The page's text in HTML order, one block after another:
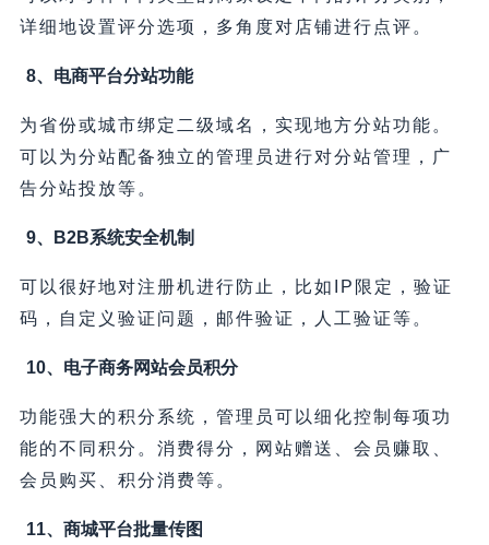
详细地设置评分选项，多角度对店铺进行点评。
8、电商平台分站功能
为省份或城市绑定二级域名，实现地方分站功能。
可以为分站配备独立的管理员进行对分站管理，广
告分站投放等。
9、B2B系统安全机制
可以很好地对注册机进行防止，比如IP限定，验证
码，自定义验证问题，邮件验证，人工验证等。
10、电子商务网站会员积分
功能强大的积分系统，管理员可以细化控制每项功
能的不同积分。消费得分，网站赠送、会员赚取、
会员购买、积分消费等。
11、商城平台批量传图